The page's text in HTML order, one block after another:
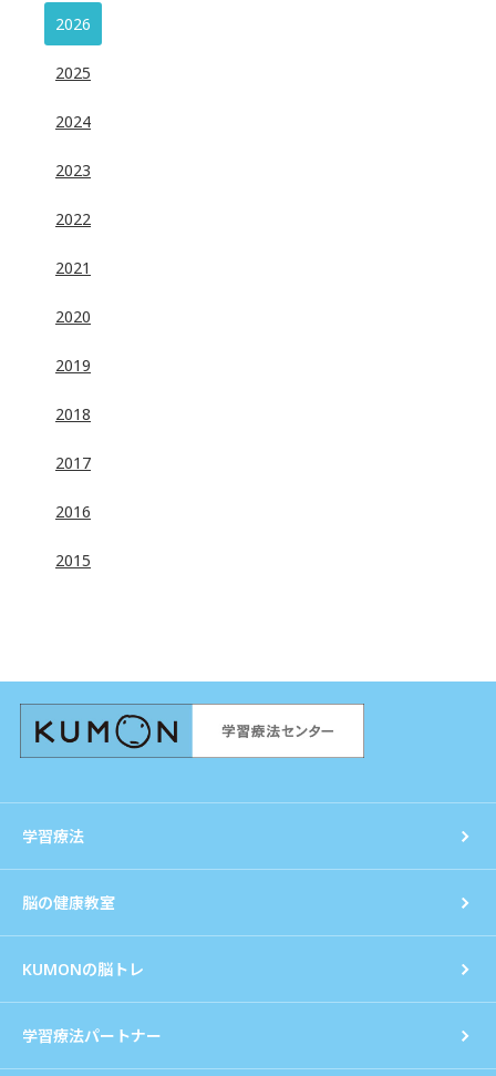
2026
2025
2024
2023
2022
2021
2020
2019
2018
2017
2016
2015
学習療法
脳の健康教室
KUMONの脳トレ
学習療法パートナー